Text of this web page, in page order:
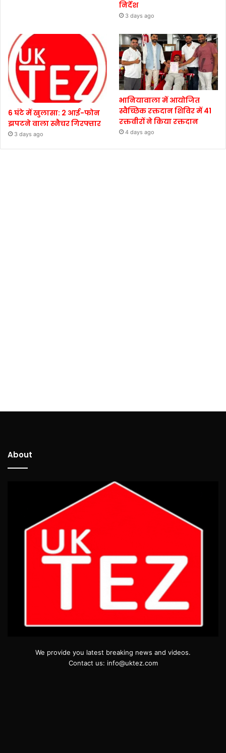
निर्देश
3 days ago
6 घंटे में खुलासा: 2 आई-फोन
झपटने वाला स्नैचर गिरफ्तार
3 days ago
भानियावाला में आयोजित
स्वैच्छिक रक्तदान शिविर में 41
रक्तवीरों ने किया रक्तदान
4 days ago
About
We provide you latest breaking news and videos.
Contact us: info@uktez.com